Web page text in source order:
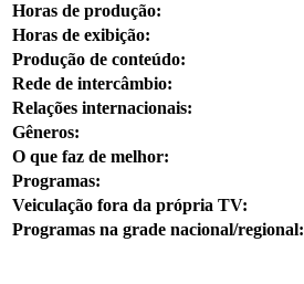
Horas de produção:
Horas de exibição:
Produção de conteúdo:
Rede de intercâmbio:
Relações internacionais:
Gêneros:
O que faz de melhor:
Programas:
Veiculação fora da própria TV:
Programas na grade nacional/regional: